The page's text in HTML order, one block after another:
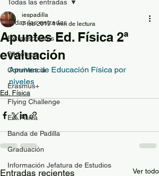
Todas las entradas
Extraescolares
Biblioteca
Convivencia
Erasmus+
Flying Challenge
Ed. Física
Banda de Padilla
Graduación
Información Jefatura de Estudios
Todas las entradas
Apuntes Ed. Física 2ª
evaluación
iespadilla
7 feb 2019 1 min de lectura
Apuntes de Educación Física por
niveles
Ed. Física
Entradas recientes Ver todo